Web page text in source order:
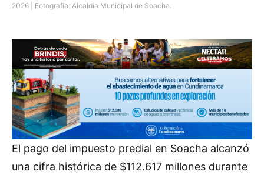
2026 | Fotografía: Alcaldía Municipal de Soacha.
El pago del impuesto predial en Soacha alcanzó
una cifra histórica de $112.617 millones durante